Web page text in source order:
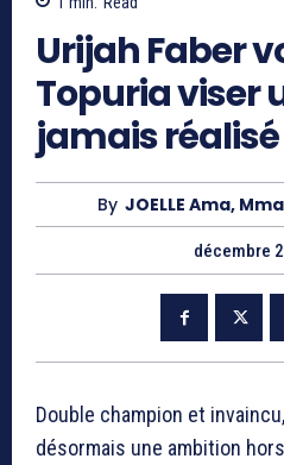
Urijah Faber
Topuria viser
jamais réalisé
By JOELLE Ama,
décembre
Double champion et invaincu,
désormais une ambition